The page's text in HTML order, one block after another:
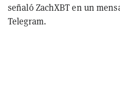
señaló ZachXBT en un
Telegram.